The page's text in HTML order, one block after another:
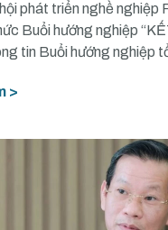
phát triển nghề nghiệp
Buổi hướng nghiệp
tin Buổi hướng nghiệp
>